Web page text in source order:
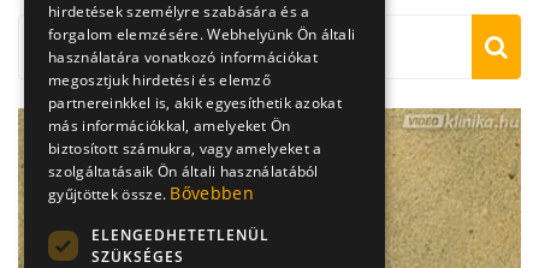
hirdetések személyre szabására és a
forgalom elemzésére. Webhelyünk Ön általi
használatára vonatkozó információkat
megosztjuk hirdetési és elemző
partnereinkkel is, akik egyesíthetik azokat
más információkkal, amelyeket Ön
biztosított számukra, vagy amelyeket a
szolgáltatásaik Ön általi használatából
gyűjtöttek össze. Bővebben
ELENGEDHETETLENÜL
SZÜKSÉGES